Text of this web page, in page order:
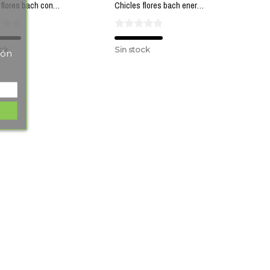
Chicles flores bach concentracion LEMON PHARMA Chicles flores bach energia LEMON PHARMA
Sin stock